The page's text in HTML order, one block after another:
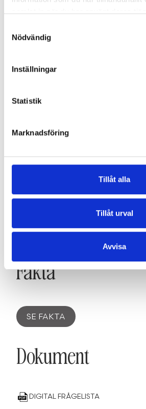
samlat in när du har använt deras
Nödvändig
Inställningar
Statistik
Marknadsföring
Tillåt alla
Tillåt urval
Avvisa
installerade solcellspaneler – en
ger både hög komfort och god
Detta är en perfekt familjevilla
ett välskött och inflyttningsklart
ett tryggt läge i familjära
Tillträde enligt
SE HELA BESKRIVNINGEN
SE OMRÅDE
Fakta
SE FAKTA
Dokument
DIGITAL FRÅGELISTA